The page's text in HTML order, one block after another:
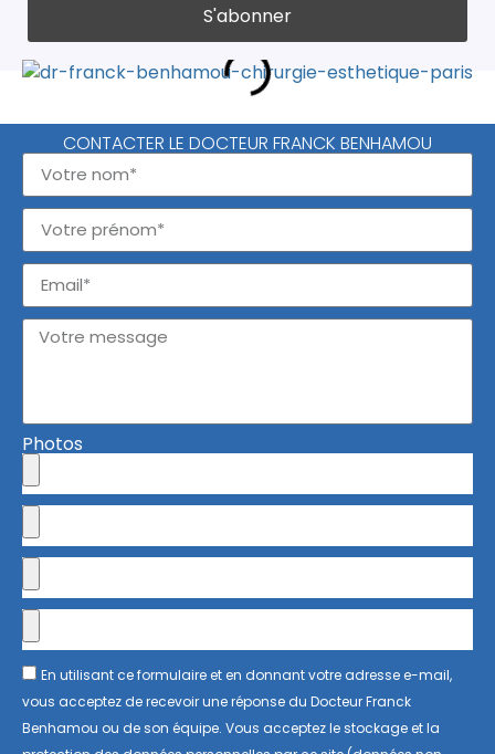
CONTACTER LE DOCTEUR FRANCK BENHAMOU
Photos
En utilisant ce formulaire et en donnant votre adresse e-mail,
vous acceptez de recevoir une réponse du Docteur Franck
Benhamou ou de son équipe. Vous acceptez le stockage et la